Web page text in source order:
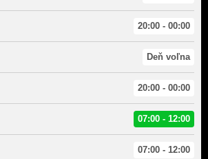
20:00 - 00:00
Deň voľna
20:00 - 00:00
07:00 - 12:00
07:00 - 12:00